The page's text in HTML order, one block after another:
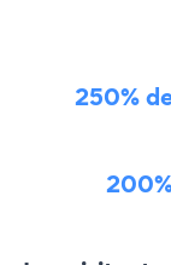
250%